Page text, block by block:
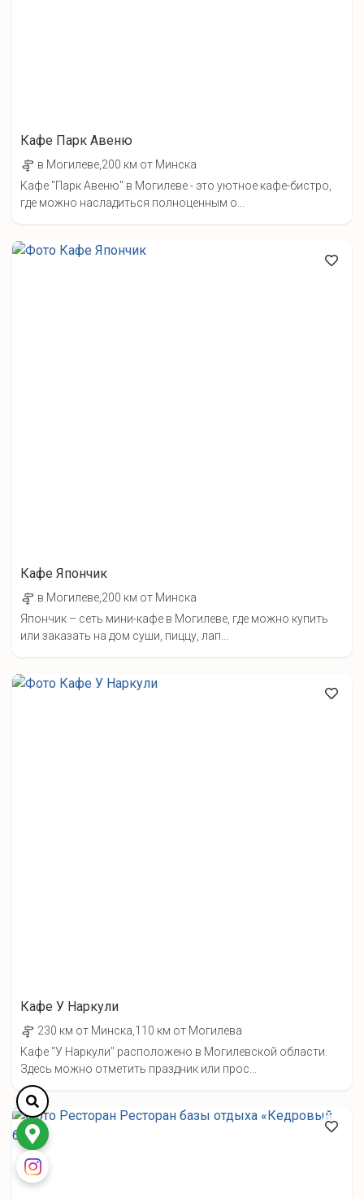
Кафе Парк Авеню
в Могилеве,200 км от Минска
Кафе "Парк Авеню" в Могилеве - это уютное кафе-бистро,
где можно насладиться полноценным о...
Кафе Япончик
в Могилеве,200 км от Минска
Япончик – сеть мини-кафе в Могилеве, где можно купить
или заказать на дом суши, пиццу, лап...
Кафе У Наркули
230 км от Минска,110 км от Могилева
Кафе "У Наркули" расположено в Могилевской области.
Здесь можно отметить праздник или прос...